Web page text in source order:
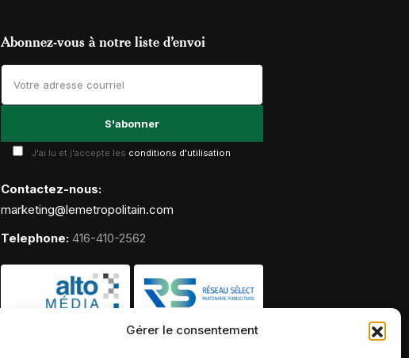
Gérer le consentement
Abonnez-vous à notre liste d’envoi
J'ai lu et j'accepte les conditions d'utilisation
Contactez-nous:
marketing@lemetropolitain.com
Telephone: 416-410-2562